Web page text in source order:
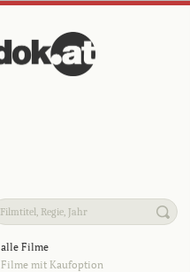
alle Filme
Filme mit Kaufoption